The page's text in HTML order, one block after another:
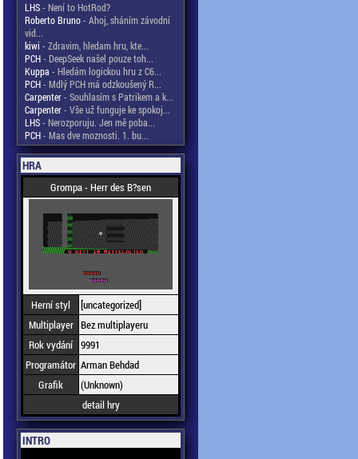
LHS- Není to HotRod?
Roberto Bruno- Ahoj, sháním závodní
vid...
kiwi - Zdravim, hledam hru, kte...
PCH- DeepSeek našel pouze toh...
Kuppa - Hledám logickou hru z C6...
PCH- Mdlý PCH má odzkoušený R...
Carpenter- Souhlasím s Patrikem a k...
Carpenter- Vše už funguje ke spokoj...
LHS- Nerozporuju. Jen mě poba...
PCH- Mas dve moznosti. 1. bu...
HRA
Grompa - Herr des B?sen
Herní styl
[uncategorized]
Multiplayer Bez multiplayeru
Rok vydání 9991
Programátor Arman Behdad
Grafik
(Unknown)
detail hry
INTRO